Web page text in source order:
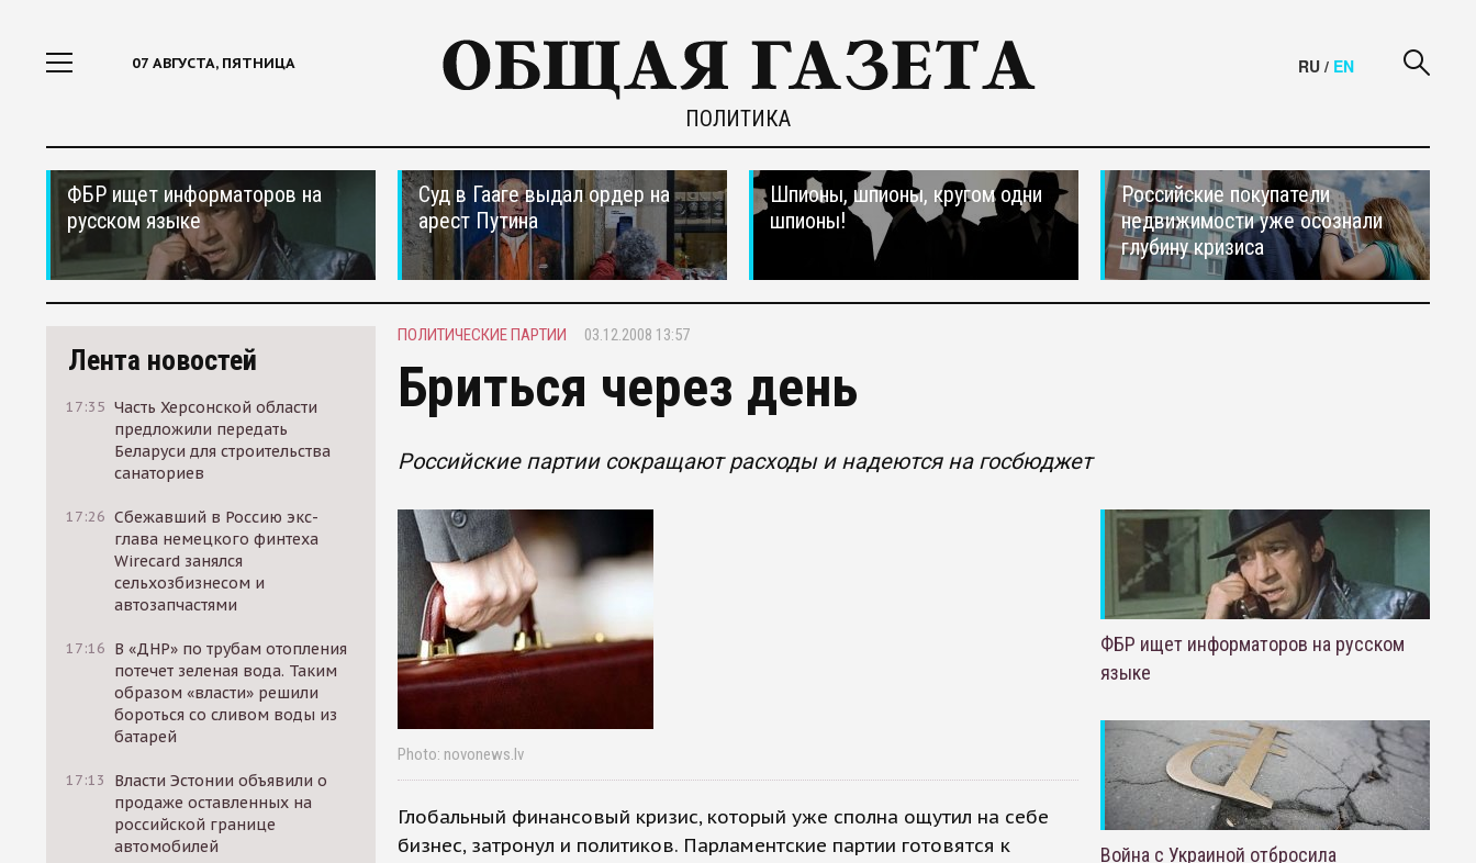
07 АВГУСТА, ПЯТНИЦА
ПОЛИТИКА
RU / EN
ФБР ищет информаторов на
русском языке
Суд в Гааге выдал ордер на
арест Путина
Шпионы, шпионы, кругом одни
шпионы!
Российские покупатели
недвижимости уже осознали
глубину кризиса
Лента новостей
17:35 Часть Херсонской области
предложили передать
Беларуси для строительства
санаториев
17:26 Сбежавший в Россию экс-
глава немецкого финтеха
Wirecard занялся
сельхозбизнесом и
автозапчастями
17:16 В «ДНР» по трубам отопления
потечет зеленая вода. Таким
образом «власти» решили
бороться со сливом воды из
батарей
17:13
Власти Эстонии объявили о
продаже оставленных на
российской границе
автомобилей
ПОЛИТИЧЕСКИЕ ПАРТИИ 03.12.2008 13:57
Бриться через день
Российские партии сокращают расходы и надеются на госбюджет
Photo: novonews.lv
Глобальный финансовый кризис, который уже сполна ощутил на себе
бизнес, затронул и политиков. Парламентские партии готовятся к
ФБР ищет информаторов на русском
языке
Война с Украиной отбросила